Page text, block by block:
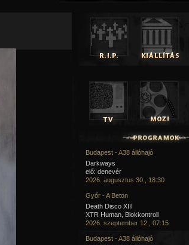
Budapest - A38 állóhajó
Darkways
elő: denevér
2026. augusztus 30., 18:30
Győr - A Beton
Death Disco XIII
XTR Human, Blokkontroll
2026. szeptember 12., 07:15
Budapest - A38 állóhajó